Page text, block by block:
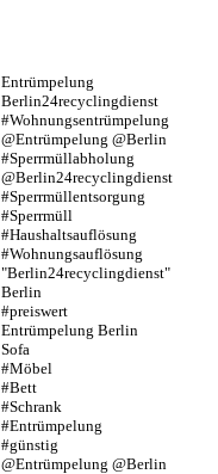
Entrümpelung
Berlin24recyclingdienst
#Wohnungsentrümpelung
@Entrümpelung @Berlin
#Sperrmüllabholung
@Berlin24recyclingdienst
#Sperrmüllentsorgung
#Sperrmüll
#Haushaltsauflösung
#Wohnungsauflösung
"Berlin24recyclingdienst"
Berlin
#preiswert
Entrümpelung Berlin
Sofa
#Möbel
#Bett
#Schrank
#Entrümpelung
#günstig
@Entrümpelung @Berlin